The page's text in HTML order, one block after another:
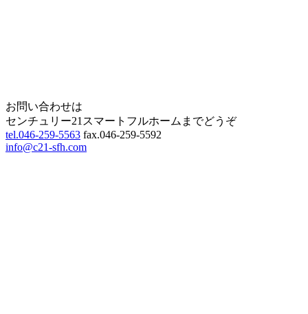
お問い合わせは
センチュリー21スマートフルホームまでどうぞ
tel.046-259-5563 fax.046-259-5592
info@c21-sfh.com